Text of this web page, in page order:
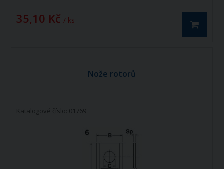
35,10 Kč / ks
Nože rotorů
Katalogové číslo: 01769